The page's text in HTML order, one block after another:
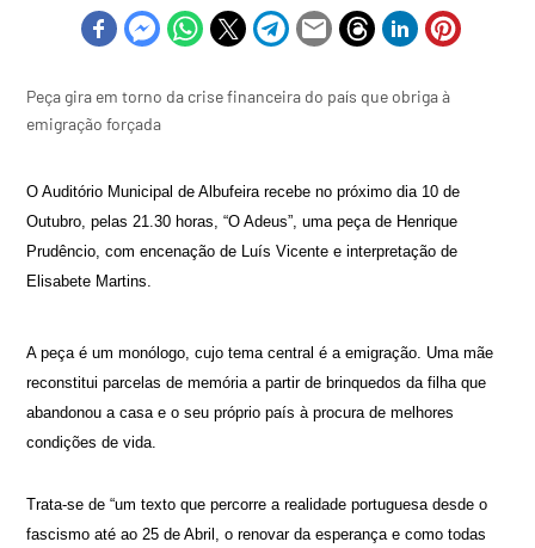
Peça gira em torno da crise financeira do país que obriga à
emigração forçada
O Auditório Municipal de Albufeira recebe no próximo dia 10 de
Outubro, pelas 21.30 horas, “O Adeus”, uma peça de Henrique
Prudêncio, com encenação de Luís Vicente e interpretação de
Elisabete Martins.
A peça é um monólogo, cujo tema central é a emigração. Uma mãe
reconstitui parcelas de memória a partir de brinquedos da filha que
abandonou a casa e o seu próprio país à procura de melhores
condições de vida.
Trata-se de “um texto que percorre a realidade portuguesa desde o
fascismo até ao 25 de Abril, o renovar da esperança e como todas